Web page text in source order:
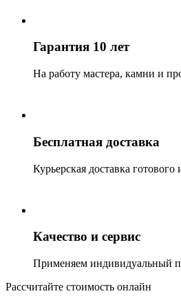
Гарантия 10 лет
На работу мастера, камни и
Бесплатная доставка
Курьерская доставка
Качество и сервис
Применяем индивидуальный
Рассчитайте стоимость онлайн